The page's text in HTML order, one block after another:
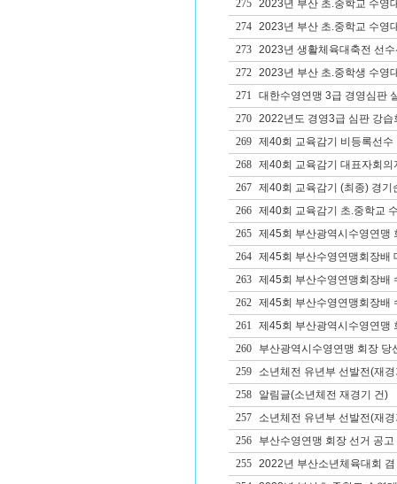
275
2023년 부산 초.중학교 수영
274
2023년 부산 초.중학교 수영
273
2023년 생활체육대축전 선
272
2023년 부산 초.중학생 수영
271
대한수영연맹 3급 경영심판
270
2022년도 경영3급 심판 강습
269
제40회 교육감기 비등록선수
268
제40회 교육감기 대표자회의
267
제40회 교육감기 (최종) 경기
266
제40회 교육감기 초.중학교
265
제45회 부산광역시수영연맹
264
제45회 부산수영연맹회장배
263
제45회 부산수영연맹회장배
262
제45회 부산수영연맹회장배
261
제45회 부산광역시수영연맹
260
부산광역시수영연맹 회장 당
259
소년체전 유년부 선발전(재
258
알림글(소년체전 재경기 건)
257
소년체전 유년부 선발전(재
256
부산수영연맹 회장 선거 공고
255
2022년 부산소년체육대회